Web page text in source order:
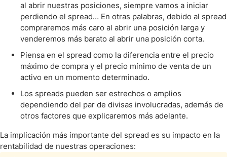
al abrir nuestras posiciones, siempre vamos a iniciar
perdiendo el spread… En otras palabras, debido al spread
compraremos más caro al abrir una posición larga y
venderemos más barato al abrir una posición corta.
Piensa en el spread como la diferencia entre el precio
máximo de compra y el precio mínimo de venta de un
activo en un momento determinado.
Los spreads pueden ser estrechos o amplios
dependiendo del par de divisas involucradas, además de
otros factores que explicaremos más adelante.
La implicación más importante del spread es su impacto en la
rentabilidad de nuestras operaciones: